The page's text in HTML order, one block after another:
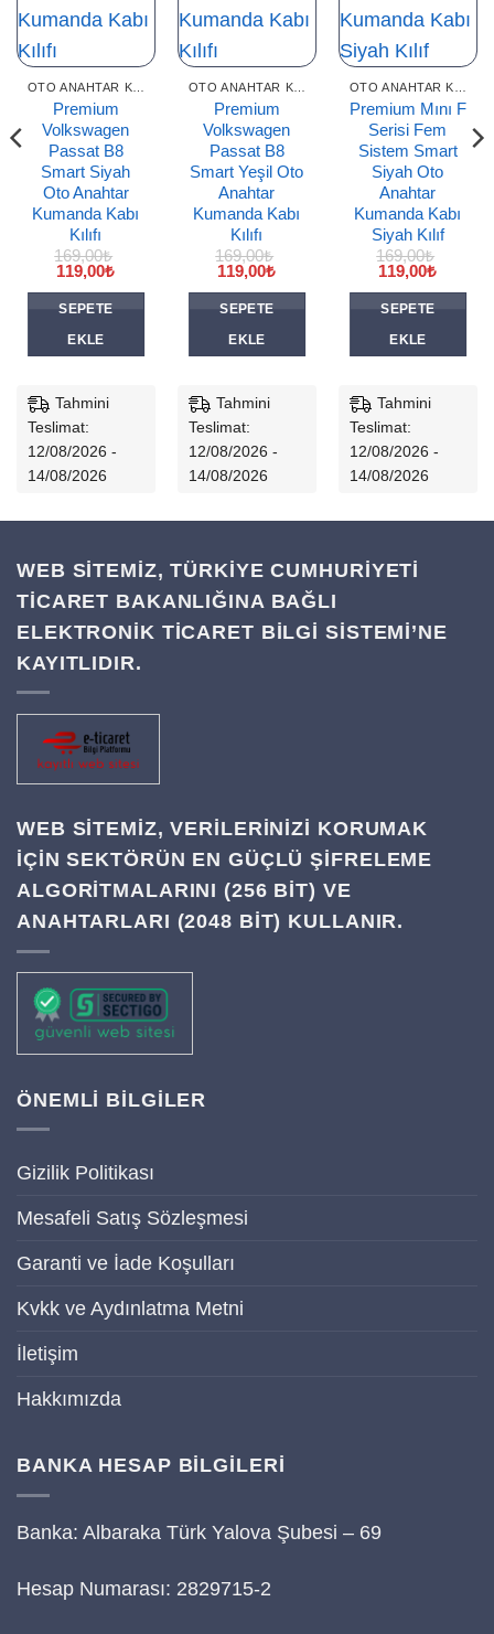
Premium
Volkswagen
Passat B8
Smart Siyah
Oto Anahtar
Kumanda Kabı
Kılıfı
169,00₺
Orijinal
fiyat:
169,00₺.
119,00₺Şu
SEPETE
EKLE
Tahmini
Teslimat:
12/08/2026 -
14/08/2026
Premium
Volkswagen
Passat B8
Smart Yeşil Oto
Anahtar
Kumanda Kabı
Kılıfı
169,00₺
Orijinal
fiyat:
169,00₺.
119,00₺Şu
SEPETE
EKLE
Tahmini
Teslimat:
12/08/2026 -
14/08/2026
Premium Mını F
Serisi Fem
Sistem Smart
Siyah Oto
Anahtar
Kumanda Kabı
Siyah Kılıf
169,00₺
Orijinal
fiyat:
169,00₺.
119,00₺Şu
SEPETE
EKLE
Tahmini
Teslimat:
12/08/2026 -
14/08/2026
WEB SİTEMİZ, TÜRKİYE CUMHURİYETİ
TİCARET BAKANLIĞINA BAĞLI
ELEKTRONİK TİCARET BİLGİ SİSTEMİ’NE
KAYITLIDIR.
WEB SITEMIZ, VERILERINIZI KORUMAK
IÇIN SEKTÖRÜN EN GÜÇLÜ ŞIFRELEME
ALGORITMALARINI (256 BIT) VE
ANAHTARLARI (2048 BIT) KULLANIR.
ÖNEMLİ BİLGİLER
Gizilik Politikası
Mesafeli Satış Sözleşmesi
Garanti ve İade Koşulları
Kvkk ve Aydınlatma Metni
İletişim
Hakkımızda
BANKA HESAP BİLGİLERİ
Banka: Albaraka Türk Yalova Şubesi – 69
Hesap Numarası: 2829715-2